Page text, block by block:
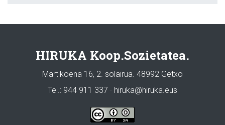
HIRUKA Koop.Sozietatea.
Martikoena 16, 2. solairua. 48992 Getxo
Tel.: 944 911 337 · hiruka@hiruka.eus